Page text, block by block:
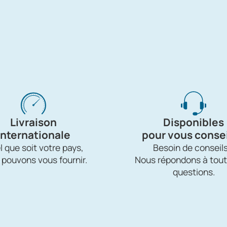
Livraison
que soit votre pays,
vous fournir.
Disponibles
pour vous
Besoin de
Nous répondons à
questions.